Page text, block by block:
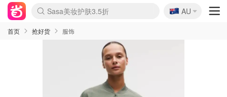
lululemon折扣上新
Sasa美妆护肤3.5折
SSENSE年中3折
FreshBeauty好价汇总
Cettire降价+叠9折
WWS Coles超市实拍
viagogo二手票捡漏
Myer超级周末1折
The Outnet奢牌1折起
David Jones 3折起
Flannels大牌1折
Perfumes Club护肤1折
AMIRO返校季6.2折
Amazon折扣汇总
eToro入金$200送$50
Amazon数码好物
ICONIC本周7.5折
ThedoubleF高奢地板价
Moose Knuckles 6折
丝芙兰5折起
EUFY官网3.7折起
Selenichast首饰2折
Trip机票酒店促销
YSL送5件彩妆礼
Amazon家居好物
Amazon美妆护肤
雅漾大喷$8
过敏原检测盒$33
伊索独家赠50ml沐浴露
科颜氏清仓3折
SEALIFE海洋馆门票6折
丝塔芙大白罐$16
订阅Newsletter送香薰
Cult Beauty 6.8折
Harrods圣诞日历2.3折
LN-CC奢牌私促3折
d'Alba空姐喷雾$16
EVE LOM套装逆天2折
Bernardelli独家4折
Adore Beauty 6折起
CT圣诞日历
Mytheresa奢品2.7折
Luxury Escapes 9折
Currentbody美容仪9折
MOON Garden Live
Roborock扫地机3.7折
Tingo Life水杯$24
Valentino官网5折
CR洗发护发6.3折
修丽可套装7.4折
Myer彩妆2件7折
GANNI官网4.5折
Stylevana韩妆4折
Tessabit高奢8.5折
OGX洗护4折
Amazon阿德莱德次日达
卡诗8.5折+赠礼
Philips Hue灯具8折
🇦🇺
AU
首页 抢好货 服饰